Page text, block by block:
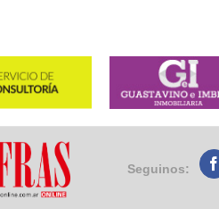
Seguinos: